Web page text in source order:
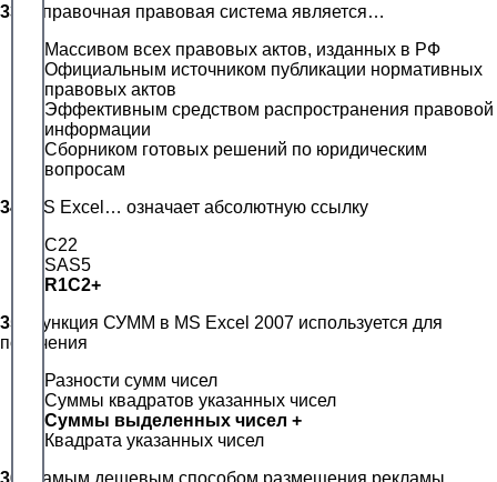
33.
Справочная правовая система является…
Массивом всех правовых актов, изданных в РФ
Официальным источником публикации нормативных
правовых актов
Эффективным средством распространения правовой
информации
Сборником готовых решений по юридическим
вопросам
34.
MS Excel… означает абсолютную ссылку
C22
SAS5
R1C2+
35.
Функция СУММ в MS Excel 2007 используется для
получения
Разности сумм чисел
Суммы квадратов указанных чисел
Суммы выделенных чисел +
Квадрата указанных чисел
36.
Самым дешевым способом размещения рекламы